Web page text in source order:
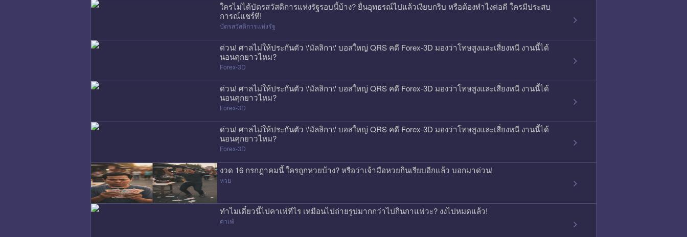
ใครไม่ได้บัตรสวัสดิการแห่งรัฐรอบนี้บ้าง? ยื่นอุทธรณ์ไปแล้วเงียบกริบ หรือต้องทำไงต่อดี ใครมีประสบ
การณ์แชร์ที!
บัตรสวัสดิการแห่งรัฐ
ด่วน! ศาลไม่ให้ประกันตัว \'มัลลิกา\' บอสใหญ่ QRS คดี Forex-3D มองว่าโทษสูงและเสี่ยงหนี งานนี้ได้
นอนคุกยาวไหม?
Forex-3D
ด่วน! ศาลไม่ให้ประกันตัว \'มัลลิกา\' บอสใหญ่ QRS คดี Forex-3D มองว่าโทษสูงและเสี่ยงหนี งานนี้ได้
นอนคุกยาวไหม?
Forex-3D
ด่วน! ศาลไม่ให้ประกันตัว \'มัลลิกา\' บอสใหญ่ QRS คดี Forex-3D มองว่าโทษสูงและเสี่ยงหนี งานนี้ได้
นอนคุกยาวไหม?
Forex-3D
งวด 16 กรกฎาคมนี้ ใครถูกหวยบ้าง? หรือว่าเจ้ามือหวยกินเรียบอีกแล้ว บอกมาด่วน!
หวย
ทำไมเดี๋ยวนี้ไปคาเฟ่ทีไร เหมือนไปถ่ายรูปมากกว่าไปกินกาแฟวะ? งงไปหมดแล้ว!
คาเฟ่